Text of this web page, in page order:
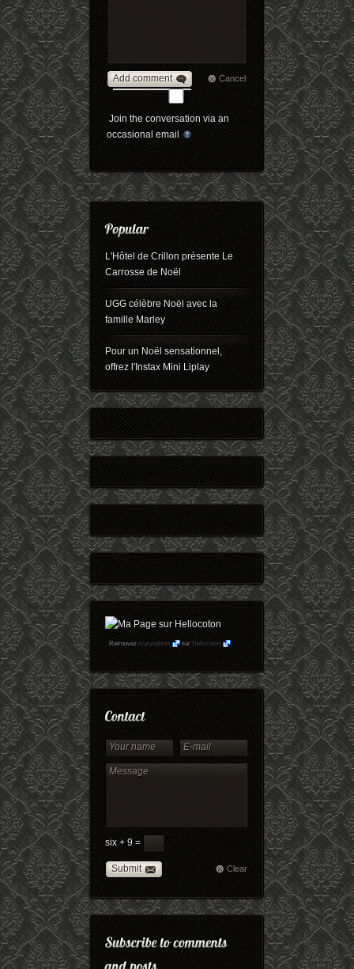
Add comment Cancel
Join the conversation via an
occasional email
L'Hôtel de Crillon présente Le
Carrosse de Noël
UGG célèbre Noël avec la
famille Marley
Pour un Noël sensationnel,
offrez l'Instax Mini Liplay
Retrouvezmaryophoto surHellocoton
six + 9 =
Submit Clear